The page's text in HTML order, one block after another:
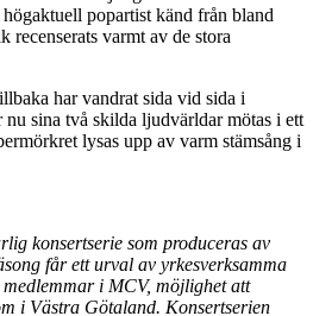
popartist känd från bland
recenserats varmt av de stora
har vandrat sida vid sida i
nu sina två skilda ljudvärldar mötas i ett
lysas upp av varm stämsång i
konsertserie som produceras av
får ett urval av yrkesverksamma
i MCV, möjlighet att
i Västra Götaland. Konsertserien